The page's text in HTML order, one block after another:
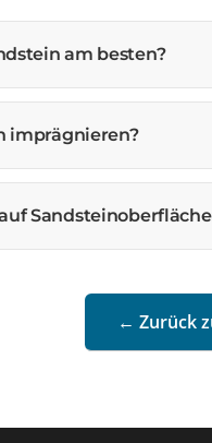
am besten?
imprägnieren?
← Zurück